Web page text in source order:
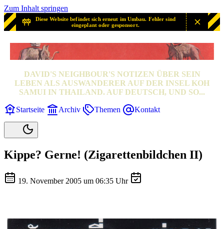
Zum Inhalt springen
Diese Website befindet sich erneut im Umbau. Fehler sind
eingeplant oder gesponsort.
SAMUI? SAMUI!
DAVID'S NEIGHBOUR'S NOTIZEN ÜBER SEIN
LEBEN ALS AUSWANDERER AUF DER INSEL KOH
SAMUI IN THAILAND. AUF DEUTSCH, UND SO...
Startseite Archiv Themen Kontakt
Kippe? Gerne! (Zigarettenbildchen II)
19. November 2005 um 06:35 Uhr